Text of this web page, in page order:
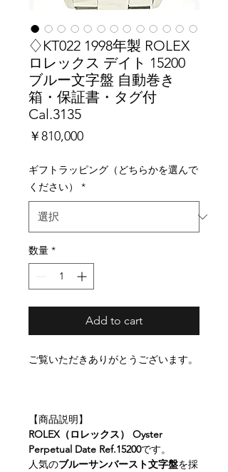
♢KT022 1998年製 ROLEX
ロレックス デイト 15200
ブルー文字盤 自動巻き
箱・保証書・タグ付
Cal.3135
￥810,000価
ギフトラッピング（どちらかを選んで
ください）
*
数量 *
Add to cart
ご覧いただきありがとうございます。
【商品説明】
ROLEX（ロレックス） Oyster
Perpetual Date Ref.15200です。
人気のブルーサンバースト文字盤を採